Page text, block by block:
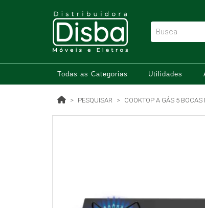
Todas as Categorias Utilidades
PESQUISAR COOKTOP A GÁS 5